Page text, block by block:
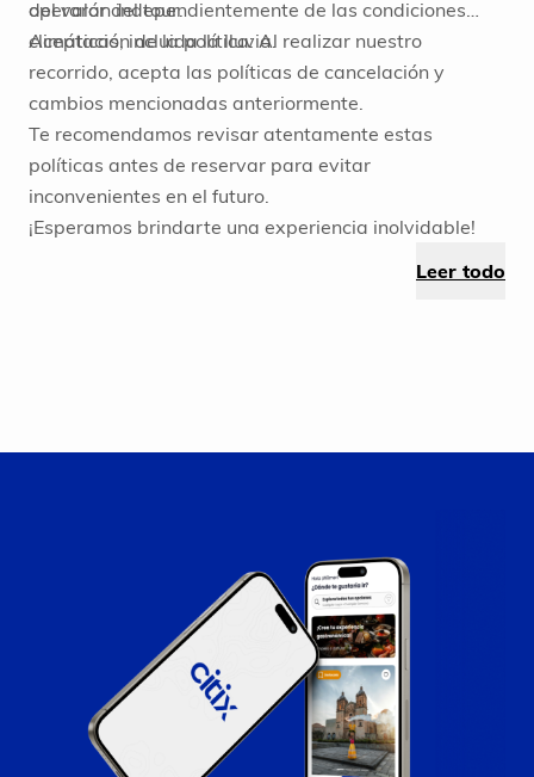
del valor del tour.
operarán independientemente de las condiciones
climáticas, incluida la lluvia.
Aceptación de la política: Al realizar nuestro
recorrido, acepta las políticas de cancelación y
cambios mencionadas anteriormente.
Te recomendamos revisar atentamente estas
políticas antes de reservar para evitar
inconvenientes en el futuro.
¡Esperamos brindarte una experiencia inolvidable!
Leer todo